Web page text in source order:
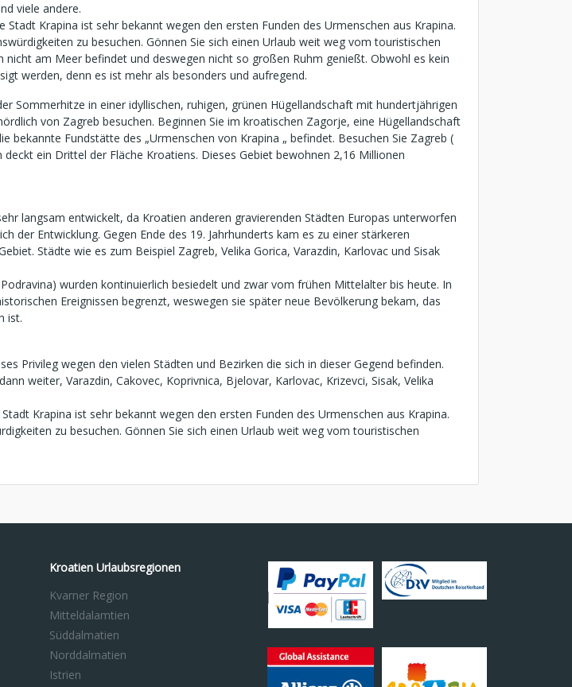
viele andere.
Krapina ist sehr bekannt wegen den ersten Funden des Urmenschen aus Krapina.
zu besuchen. Gönnen Sie sich einen Urlaub weit weg vom touristischen
am Meer befindet und deswegen nicht so großen Ruhm genießt. Obwohl es kein
werden, denn es ist mehr als besonders und aufregend.
Sommerhitze in einer idyllischen, ruhigen, grünen Hügellandschaft mit hundertjährigen
von Zagreb besuchen. Beginnen Sie im kroatischen Zagorje, eine Hügellandschaft
bekannte Fundstätte des „Urmenschen von Krapina „ befindet. Besuchen Sie Zagreb (
ein Drittel der Fläche Kroatiens. Dieses Gebiet bewohnen 2,16 Millionen
langsam entwickelt, da Kroatien anderen gravierenden Städten Europas unterworfen
der Entwicklung. Gegen Ende des 19. Jahrhunderts kam es zu einer stärkeren
Städte wie es zum Beispiel Zagreb, Velika Gorica, Varazdin, Karlovac und Sisak
wurden kontinuierlich besiedelt und zwar vom frühen Mittelalter bis heute. In
Ereignissen begrenzt, weswegen sie später neue Bevölkerung bekam, das
ist.
Privileg wegen den vielen Städten und Bezirken die sich in dieser Gegend befinden.
weiter, Varazdin, Cakovec, Koprivnica, Bjelovar, Karlovac, Krizevci, Sisak, Velika
Krapina ist sehr bekannt wegen den ersten Funden des Urmenschen aus Krapina.
zu besuchen. Gönnen Sie sich einen Urlaub weit weg vom touristischen
Kroatien Urlaubsregionen
Kvarner Region
Mitteldalamtien
Süddalmatien
Norddalmatien
Istrien